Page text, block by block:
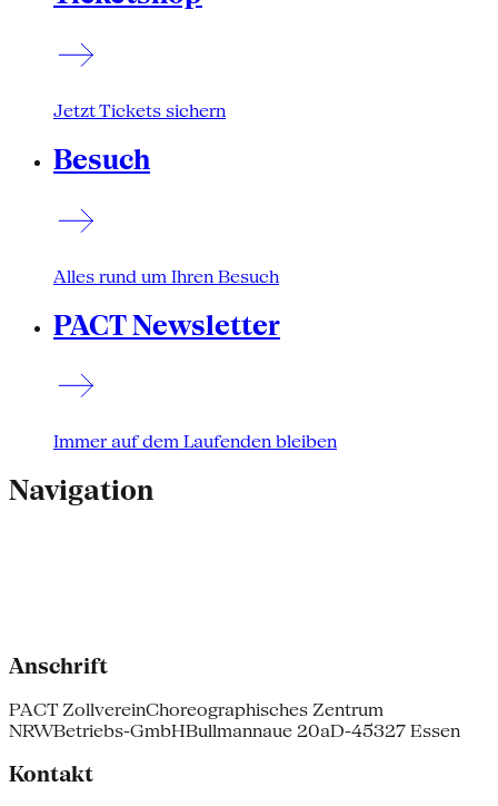
Jetzt Tickets sichern
Besuch
Alles rund um Ihren Besuch
PACT Newsletter
Immer auf dem Laufenden bleiben
Navigation
Anschrift
PACT ZollvereinChoreographisches Zentrum
NRWBetriebs-GmbHBullmannaue 20aD-45327 Essen
Kontakt